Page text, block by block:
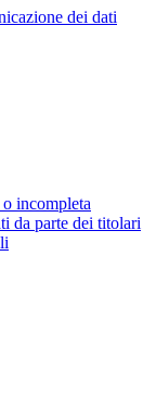
dei dati
incompleta
da parte dei titolari